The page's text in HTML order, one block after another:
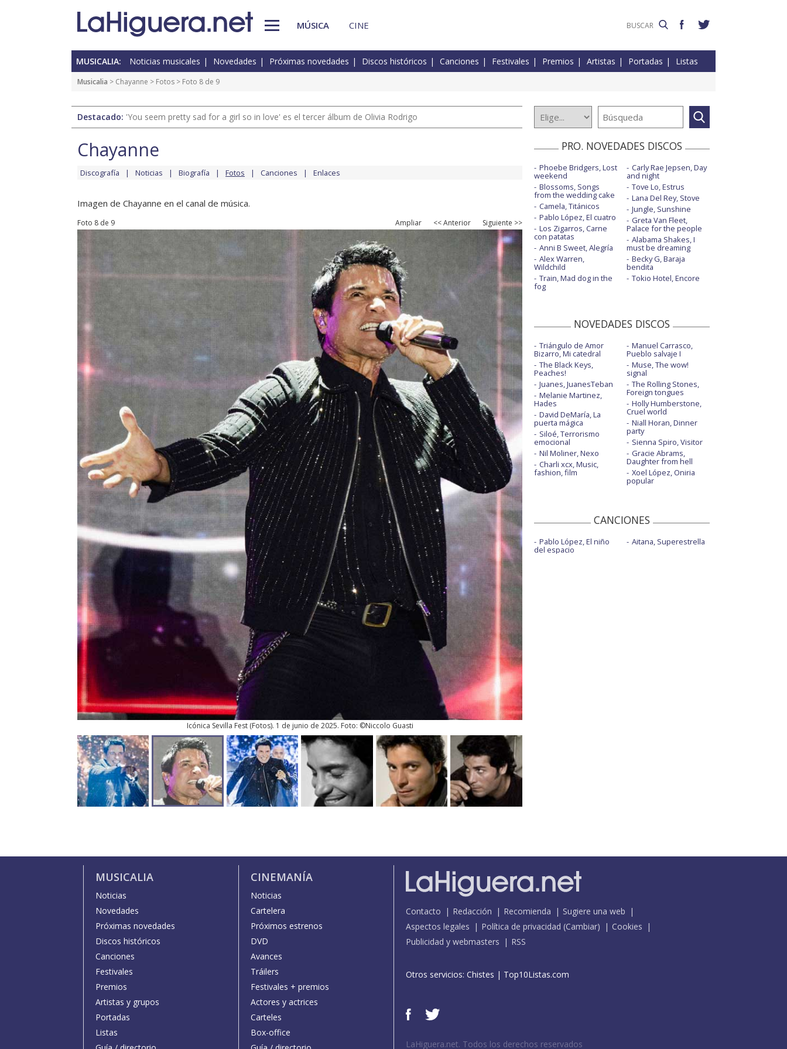
MÚSICA CINE
MUSICALIA: Noticias musicales Novedades Próximas novedades Discos históricos Canciones Festivales Premios Artistas Portadas Listas
Musicalia > Chayanne > Fotos > Foto 8 de 9
Destacado: 'You seem pretty sad for a girl so in love' es el tercer álbum de Olivia Rodrigo
Chayanne
Discografía Noticias Biografía Fotos Canciones Enlaces
Imagen de Chayanne en el canal de música.
Foto 8 de 9 Ampliar << Anterior Siguiente >>
Icónica Sevilla Fest(Fotos). 1 de junio de 2025. Foto: ©Niccolo Guasti
PRO. NOVEDADES DISCOS
Phoebe Bridgers, Lost
weekend
Blossoms, Songs
from the wedding cake
Camela, Titánicos
Pablo López, El cuatro
Los Zigarros, Carne
con patatas
Anni B Sweet, Alegría
Alex Warren,
Wildchild
Train, Mad dog in the
fog
Carly Rae Jepsen, Day
and night
Tove Lo, Estrus
Lana Del Rey, Stove
Jungle, Sunshine
Greta Van Fleet,
Palace for the people
Alabama Shakes, I
must be dreaming
Becky G, Baraja
bendita
Tokio Hotel, Encore
NOVEDADES DISCOS
Triángulo de Amor
Bizarro, Mi catedral
The Black Keys,
Peaches!
Juanes, JuanesTeban
Melanie Martinez,
Hades
David DeMaría, La
puerta mágica
Siloé, Terrorismo
emocional
Nil Moliner, Nexo
Charli xcx, Music,
fashion, film
Manuel Carrasco,
Pueblo salvaje I
Muse, The wow!
signal
The Rolling Stones,
Foreign tongues
Holly Humberstone,
Cruel world
Niall Horan, Dinner
party
Sienna Spiro, Visitor
Gracie Abrams,
Daughter from hell
Xoel López, Oniria
popular
CANCIONES
Pablo López, El niño
del espacio
Aitana, Superestrella
MUSICALIA
Noticias
Novedades
Próximas novedades
Discos históricos
Canciones
Festivales
Premios
Artistas y grupos
Portadas
Listas
CINEMANÍA
Noticias
Cartelera
Próximos estrenos
DVD
Avances
Tráilers
Festivales + premios
Actores y actrices
Carteles
Box-office
Contacto Redacción Recomienda
Sugiere una web
Aspectos legales
Política de privacidad (Cambiar)
Cookies
Publicidad y webmasters
RSS
Otros servicios: Chistes | Top10Listas.com
LaHiguera.net. Todos los derechos reservados